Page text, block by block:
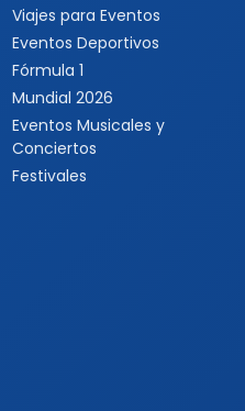
Viajes para Eventos
Eventos Deportivos
Fórmula 1
Mundial 2026
Eventos Musicales y
Conciertos
Festivales